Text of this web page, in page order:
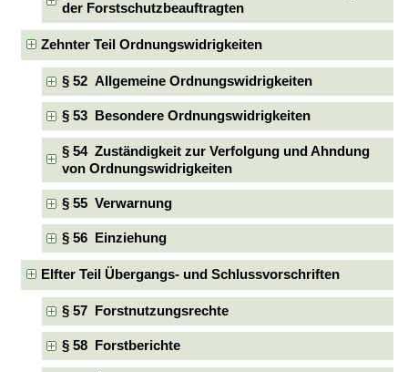
der Forstschutzbeauftragten
Zehnter Teil Ordnungswidrigkeiten
§ 52 Allgemeine Ordnungswidrigkeiten
§ 53 Besondere Ordnungswidrigkeiten
§ 54 Zuständigkeit zur Verfolgung und Ahndung
von Ordnungswidrigkeiten
§ 55 Verwarnung
§ 56 Einziehung
Elfter Teil Übergangs- und Schlussvorschriften
§ 57 Forstnutzungsrechte
§ 58 Forstberichte